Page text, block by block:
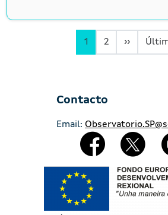
1 2 ››Páxina
Contacto
Email:
Redes Sociales